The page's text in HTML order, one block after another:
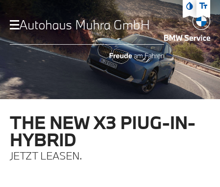
Zum Hauptmenü
Zum Inhalt
Zur Fußzeile
Autohaus Muhra GmbH
THE NEW X3 PlUG-IN-
HYBRID
JETZT LEASEN.